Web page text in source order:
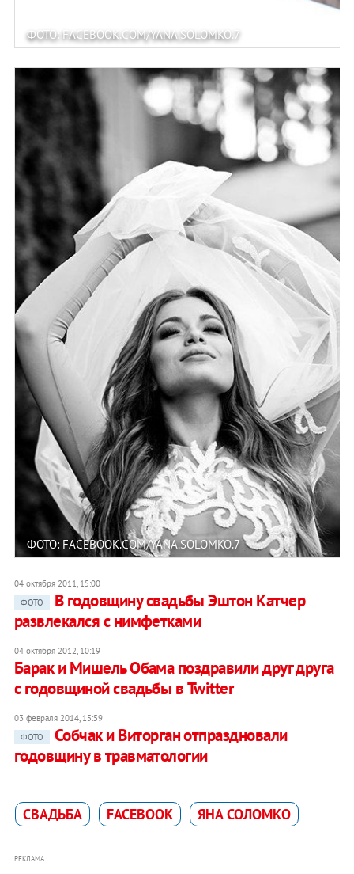
ФОТО: FACEBOOK.COM/YANA.SOLOMKO.7
ФОТО: FACEBOOK.COM/YANA.SOLOMKO.7
04 октября 2011, 15:00
ФОТО
В годовщину свадьбы Эштон Катчер
развлекался с нимфетками
04 октября 2012, 10:19
Барак и Мишель Обама поздравили друг друга
с годовщиной свадьбы в Twitter
03 февраля 2014, 15:59
ФОТО
Собчак и Виторган отпраздновали
годовщину в травматологии
СВАДЬБА FACEBOOK ЯНА СОЛОМКО
РЕКЛАМА